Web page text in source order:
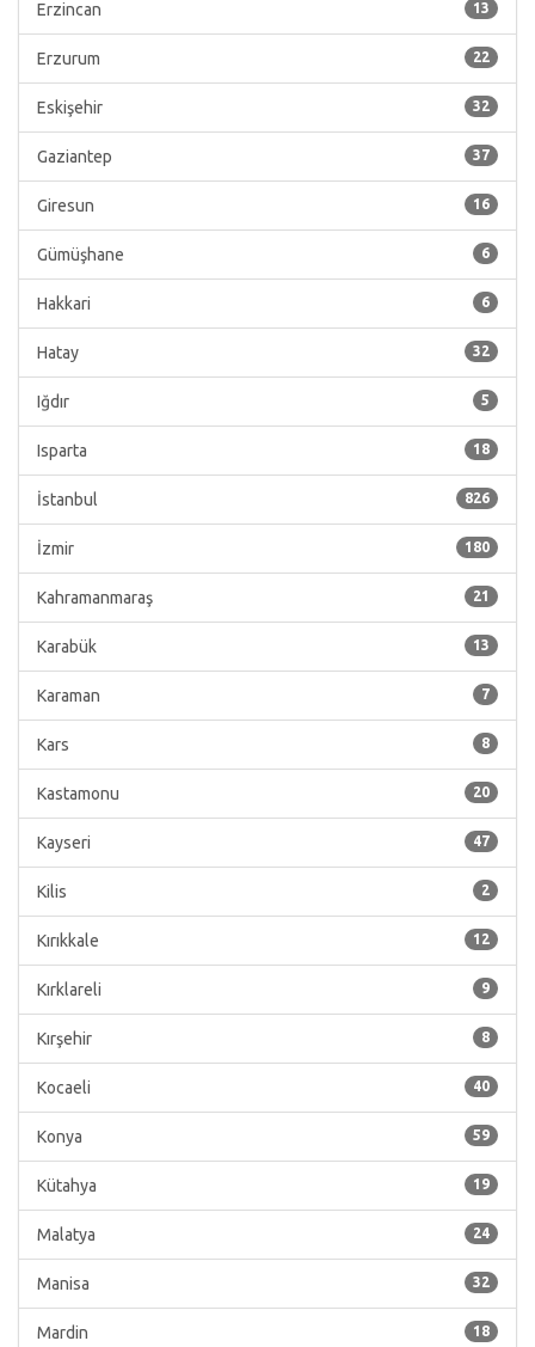
13
Erzincan
22
Erzurum
32
Eskişehir
37
Gaziantep
16
Giresun
6
Gümüşhane
6
Hakkari
32
Hatay
5
Iğdır
18
Isparta
826
İstanbul
180
İzmir
21
Kahramanmaraş
13
Karabük
7
Karaman
8
Kars
20
Kastamonu
47
Kayseri
2
Kilis
12
Kırıkkale
9
Kırklareli
8
Kırşehir
40
Kocaeli
59
Konya
19
Kütahya
24
Malatya
32
Manisa
18
Mardin